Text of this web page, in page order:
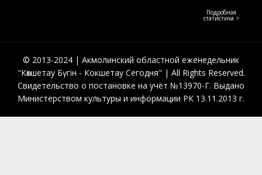
Подробная
статистика >
© 2013-2024 | Акмолинский областной еженедельник
"Көкшетау Бүгін - Кокшетау Сегодня" | All Rights Reserved.
Свидетельство о постановке на учёт №13970-Г. Выдано
Министерством культуры и информации РК 13.11.2013 г.